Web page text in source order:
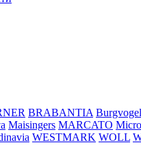
BRABANTIA
Maisingers MARCATO
WESTMARK WOLL